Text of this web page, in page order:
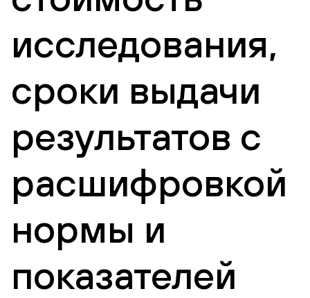
исследования,
сроки выдачи
результатов с
расшифровкой
нормы и
показателей